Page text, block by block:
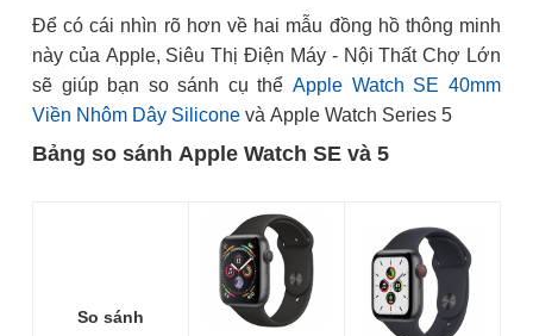
Để có cái nhìn rõ hơn về hai mẫu đồng hồ thông minh
này của Apple, Siêu Thị Điện Máy - Nội Thất Chợ Lớn
sẽ giúp bạn so sánh cụ thể Apple Watch SE 40mm
Viền Nhôm Dây Silicone và Apple Watch Series 5
Bảng so sánh Apple Watch SE và 5
So sánh